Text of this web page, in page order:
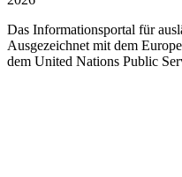
Das Informationsportal für
Ausgezeichnet mit dem
dem United Nations Public